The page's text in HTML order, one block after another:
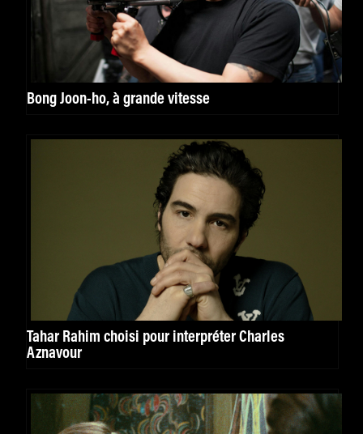
Bong Joon-ho, à grande vitesse
Tahar Rahim choisi pour interpréter Charles
Aznavour